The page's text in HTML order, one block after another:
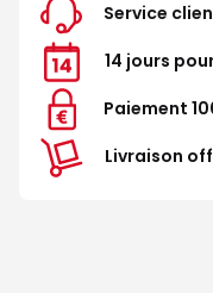
Service
14 jours
Paiement
Livraison